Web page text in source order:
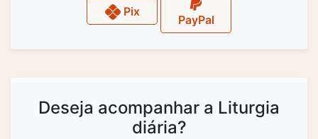
Pix
PayPal
Deseja acompanhar a Liturgia
diária?